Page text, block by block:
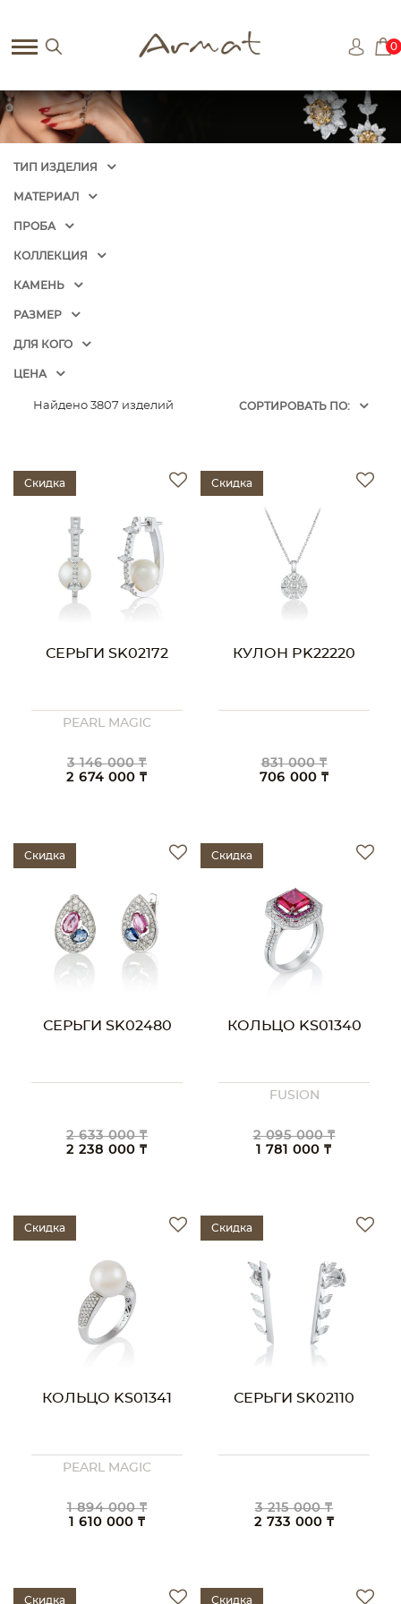
0
ТИП ИЗДЕЛИЯ
МАТЕРИАЛ
ПРОБА
КОЛЛЕКЦИЯ
КАМЕНЬ
РАЗМЕР
ДЛЯ КОГО
ЦЕНА
Найдено 3807 изделий CОРТИРОВАТЬ ПО:
Скидка
СЕРЬГИ SK02172
PEARL MAGIC
3 146 000 ₸
2 674 000 ₸
Скидка
КУЛОН PK22220
831 000 ₸
706 000 ₸
Скидка
СЕРЬГИ SK02480
2 633 000 ₸
2 238 000 ₸
Скидка
КОЛЬЦО KS01340
FUSION
2 095 000 ₸
1 781 000 ₸
Скидка
КОЛЬЦО KS01341
PEARL MAGIC
1 894 000 ₸
1 610 000 ₸
Скидка
СЕРЬГИ SK02110
3 215 000 ₸
2 733 000 ₸
Скидка Скидка